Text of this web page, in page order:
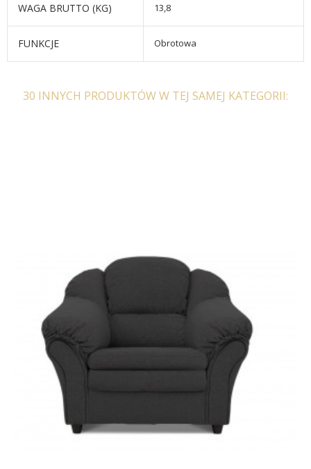
WAGA BRUTTO (KG) 13,8
FUNKCJE Obrotowa
KRZESŁO OBROTOWE
LOUNGER JASNOSZARE
548,92 zł 616,76 zł
KRZESŁO OBROTOWE
LOUNGER BRĄZOWE
575,98 zł 647,17 zł
30 INNYCH PRODUKTÓW W TEJ SAMEJ KATEGORII: